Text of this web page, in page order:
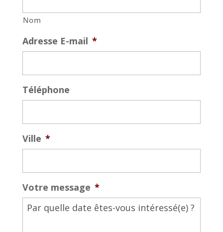
Nom
Adresse E-mail *
Téléphone
Ville *
Votre message *